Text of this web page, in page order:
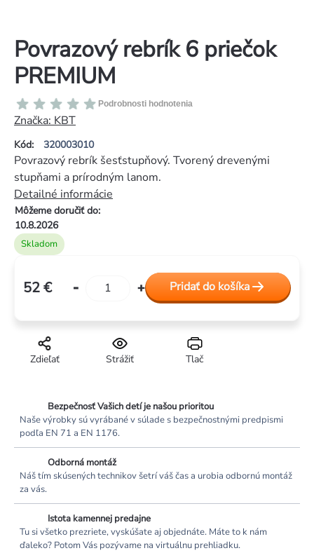
Povrazový rebrík 6 priečok
PREMIUM
Kód: 320003010
Priemerné
hodnotenie
produktu
je
0,0
z
5
hviezdičiek.
Podrobnosti hodnotenia
Značka: KBT
Skladom
Môžeme doručiť do:
10.8.2026
Povrazový rebrík šesťstupňový. Tvorený drevenými
stupňami a prírodným lanom.
Detailné informácie
Tlač
Strážiť
Zdieľať
52 €
Jednotková
Pridať do košíka
Bezpečnosť Vašich detí je našou prioritou
Naše výrobky sú vyrábané v súlade s bezpečnostnými predpismi
podľa EN 71 a EN 1176.
Odborná montáž
Náš tím skúsených technikov šetrí váš čas a urobia odbornú montáž
za vás.
Istota kamennej predajne
Tu si všetko prezriete, vyskúšate aj objednáte. Máte to k nám
ďaleko? Potom Vás pozývame na virtuálnu prehliadku.